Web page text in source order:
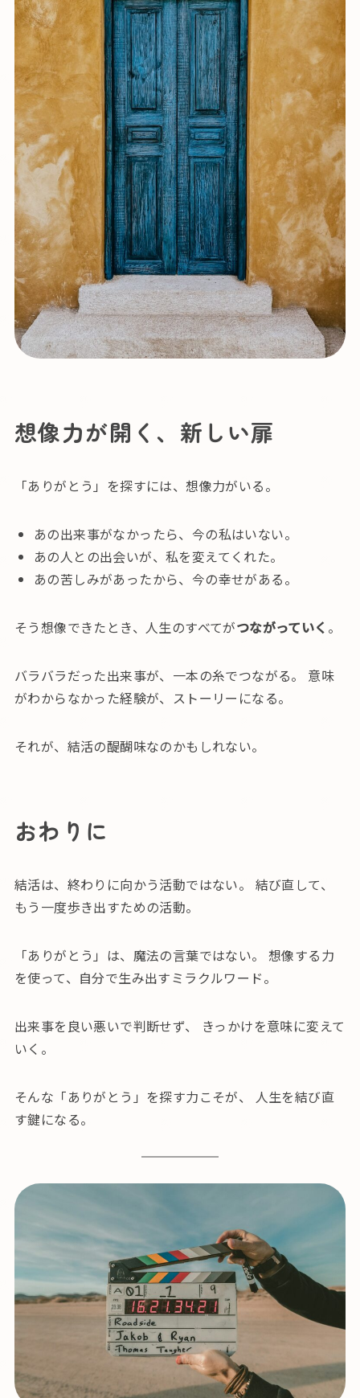
想像力が開く、新しい扉
「ありがとう」を探すには、想像力がいる。
あの出来事がなかったら、今の私はいない。
あの人との出会いが、私を変えてくれた。
あの苦しみがあったから、今の幸せがある。
そう想像できたとき、人生のすべてがつながっていく 。
バラバラだった出来事が、一本の糸でつながる。 意味
がわからなかった経験が、ストーリーになる。
それが、結活の醍醐味なのかもしれない。
おわりに
結活は、終わりに向かう活動ではない。 結び直して、
もう一度歩き出すための活動。
「ありがとう」は、魔法の言葉ではない。 想像する力
を使って、自分で生み出すミラクルワード。
出来事を良い悪いで判断せず、 きっかけを意味に変えて
いく。
そんな「ありがとう」を探す力こそが、 人生を結び直
す鍵になる。